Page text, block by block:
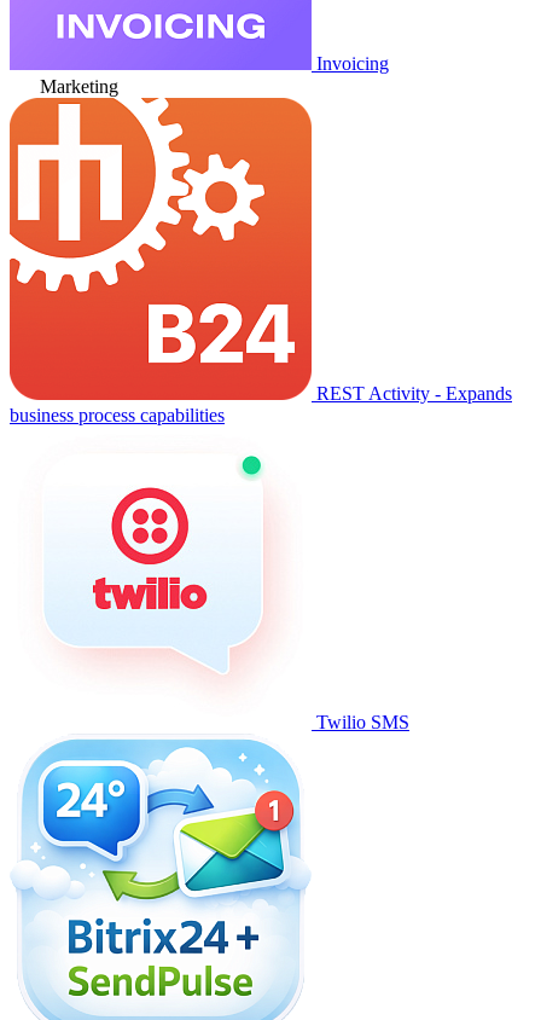
Invoicing
Marketing
REST Activity - Expands
business process capabilities
Twilio SMS